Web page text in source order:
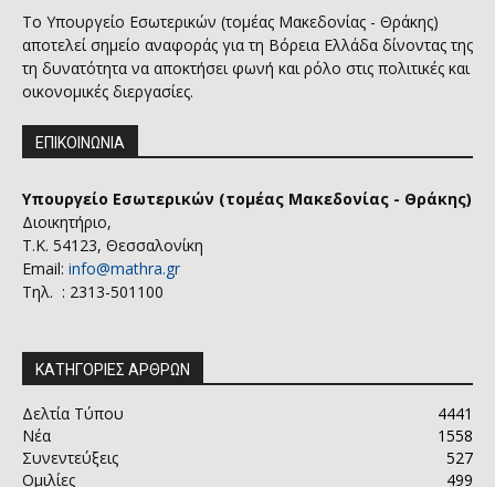
Το Υπουργείο Εσωτερικών (τομέας Μακεδονίας - Θράκης)
αποτελεί σημείο αναφοράς για τη Βόρεια Ελλάδα δίνοντας της
τη δυνατότητα να αποκτήσει φωνή και ρόλο στις πολιτικές και
οικονομικές διεργασίες.
ΕΠΙΚΟΙΝΩΝΙΑ
Υπουργείο Εσωτερικών (τομέας Μακεδονίας - Θράκης)
Διοικητήριο,
Τ.Κ. 54123, Θεσσαλονίκη
Email: info@mathra.gr
Τηλ. : 2313-501100
ΚΑΤΗΓΟΡΙΕΣ ΑΡΘΡΩΝ
Δελτία Τύπου
4441
Νέα
1558
Συνεντεύξεις
527
Ομιλίες
499